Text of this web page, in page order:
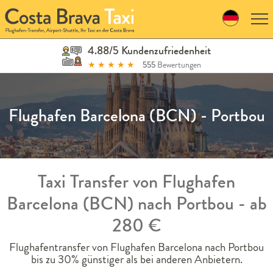
Skip
to
navigation
Skip
4.88/5 Kundenzufriedenheit
★ ★ ★ ★ ★ 555 Bewertungen
Flughafen Barcelona (BCN) - Portbou
Taxi Transfer von Flughafen
Barcelona (BCN) nach Portbou - ab
280 €
Flughafentransfer von Flughafen Barcelona nach Portbou
bis zu 30% günstiger als bei anderen Anbietern.